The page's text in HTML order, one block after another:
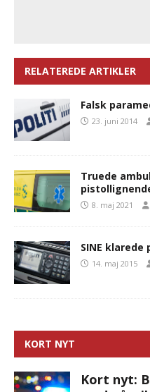
RELATEREDE ARTIKLER
Falsk
23. juni 2014
Truede
8. maj 2021
SINE
14. maj 2015
KORT NYT
Kort nyt: